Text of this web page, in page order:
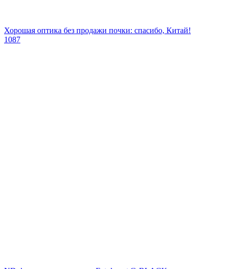
Хорошая оптика без продажи почки: спасибо, Китай!
1087